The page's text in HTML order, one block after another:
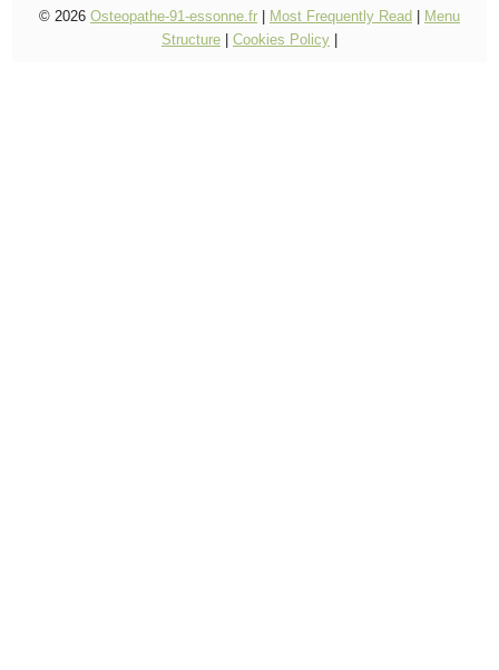
© 2026 Osteopathe-91-essonne.fr | Most Frequently Read | Menu
Structure | Cookies Policy |